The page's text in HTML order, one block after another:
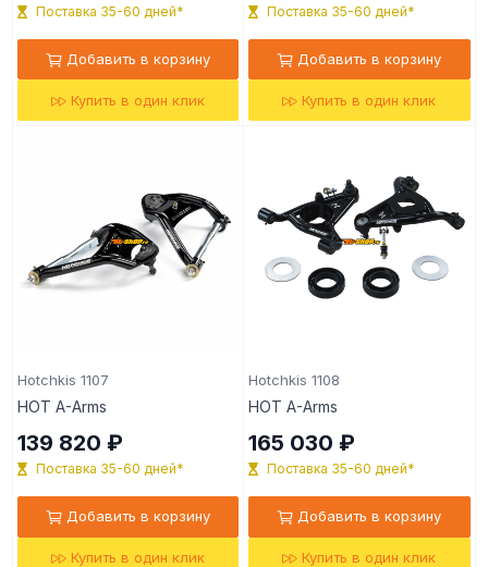
Поставка 35-60 дней*
Добавить в корзину
Купить в один клик
Поставка 35-60 дней*
Добавить в корзину
Купить в один клик
Hotchkis 1107
HOT A-Arms
139 820 ₽
Поставка 35-60 дней*
Добавить в корзину
Купить в один клик
Hotchkis 1108
HOT A-Arms
165 030 ₽
Поставка 35-60 дней*
Добавить в корзину
Купить в один клик